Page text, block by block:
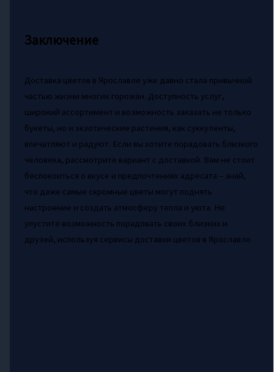
Заключение
Доставка цветов в Ярославле уже давно стала привычной
частью жизни многих горожан. Доступность услуг,
широкий ассортимент и возможность заказать не только
букеты, но и экзотические растения, как суккуленты,
впечатляют и радуют. Если вы хотите порадовать близкого
человека, рассмотрите вариант с доставкой. Вам не стоит
беспокоиться о вкусе и предпочтениях адресата – знай,
что даже самые скромные цветы могут поднять
настроение и создать атмосферу тепла и уюта. Не
упустите возможность порадовать своих близких и
друзей, используя сервисы доставки цветов в Ярославле.